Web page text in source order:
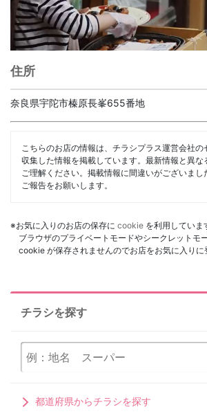
住所
奈良県宇陀市榛原長峯655番地
こちらのお店の情報は、チラシプラス運営会社
収集した情報を掲載しています。最新情報と異な
ご理解ください。掲載情報に間違いがございまし
ご報告をお願いします。
※お気に入りのお店の保存に cookie を利用していま
ブラウザのプライベートモードやシークレットモ
cookie が保存されませんのでお店をお気に入りに
チラシを探す
都道府県からチラシを探す